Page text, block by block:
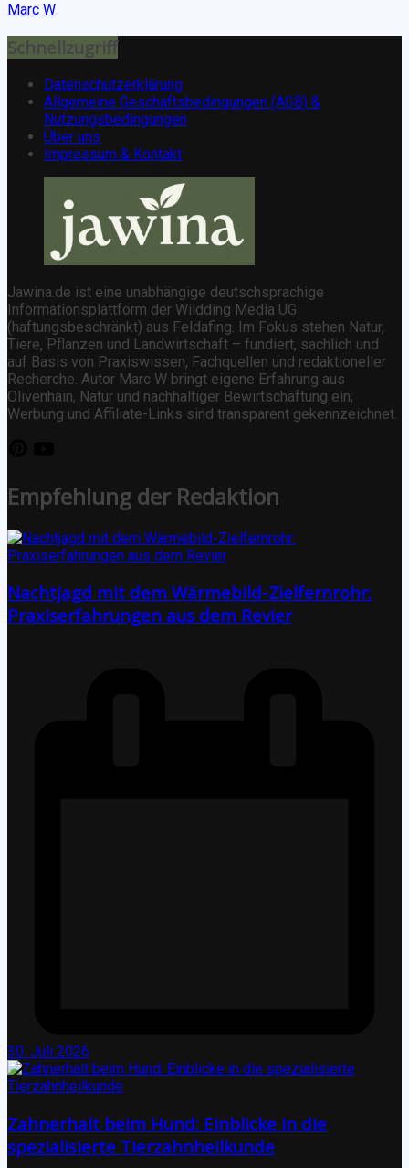
Marc W
Schnellzugriff
Datenschutzerklärung
Allgemeine Geschäftsbedingungen (AGB) &
Nutzungsbedingungen
Über uns
Impressum & Kontakt
Jawina.de ist eine unabhängige deutschsprachige
Informationsplattform der Wildding Media UG
(haftungsbeschränkt) aus Feldafing. Im Fokus stehen Natur,
Tiere, Pflanzen und Landwirtschaft – fundiert, sachlich und
auf Basis von Praxiswissen, Fachquellen und redaktioneller
Recherche. Autor Marc W bringt eigene Erfahrung aus
Olivenhain, Natur und nachhaltiger Bewirtschaftung ein;
Werbung und Affiliate-Links sind transparent gekennzeichnet.
Empfehlung der Redaktion
Nachtjagd mit dem Wärmebild-Zielfernrohr:
Praxiserfahrungen aus dem Revier
30. Juli 2026
Zahnerhalt beim Hund: Einblicke in die
spezialisierte Tierzahnheilkunde